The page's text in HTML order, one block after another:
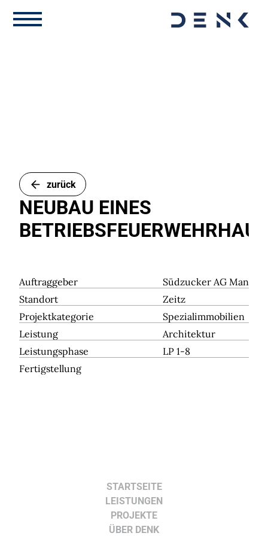
zurück
NEUBAU EINES
Auftraggeber
Südzucker AG
Standort
Zeitz
Projektkategorie
Spezialimmobilien
Leistung
Architektur
Leistungsphase
LP 1-8
Fertigstellung
STARTSEITE
LEISTUNGEN
PROJEKTE
ÜBER DENK